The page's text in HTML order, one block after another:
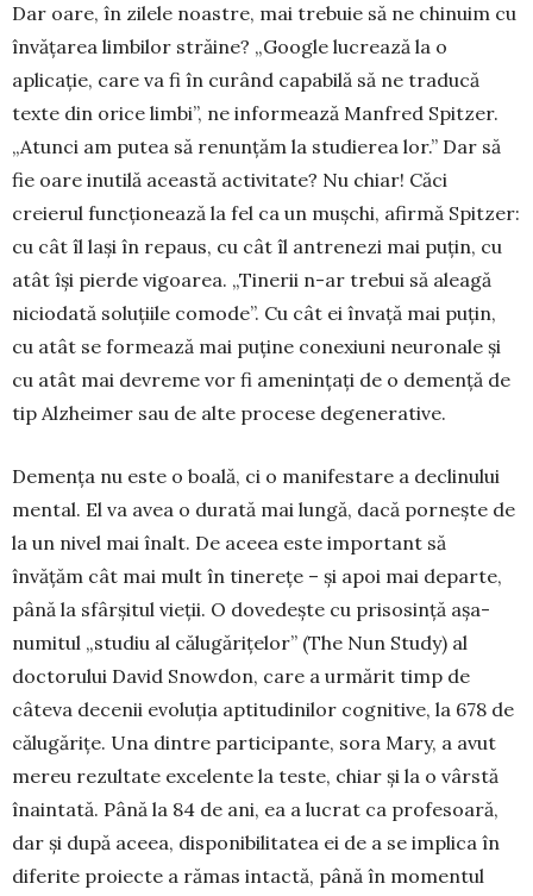
Dar oare, în zilele noastre, mai tre­buie să ne chinuim cu
învățarea lim­bilor străine? „Google lucrează la o
aplicație, care va fi în curând capabilă să ne traducă
texte din orice limbi”, ne informează Manfred Spitzer.
„Atunci am putea să renunțăm la studierea lor.” Dar să
fie oare inutilă această activitate? Nu chiar! Căci
creierul funcționează la fel ca un mușchi, afirmă Spitzer:
cu cât îl lași în repaus, cu cât îl antrenezi mai puțin, cu
atât își pierde vigoarea. „Tinerii n-ar trebui să aleagă
niciodată soluțiile comode”. Cu cât ei învață mai puțin,
cu atât se formează mai puține conexiuni neuro­nale și
cu atât mai de­vreme vor fi amenințați de o demență de
tip Alzheimer sau de alte procese dege­ne­rative.
Demența nu este o boa­lă, ci o manifestare a de­clinului
mental. El va avea o durată mai lungă, dacă pornește de
la un nivel mai înalt. De aceea este im­portant să
învățăm cât mai mult în tinerețe – și apoi mai departe,
până la sfârșitul vieții. O dovedește cu prisosință așa-
numitul „studiu al călugărițelor” (The Nun Study) al
doctorului David Snowdon, care a urmă­rit timp de
câteva decenii evoluția aptitudinilor cognitive, la 678 de
călugărițe. Una dintre partici­pante, sora Mary, a avut
mereu rezultate excelente la teste, chiar și la o vârstă
înaintată. Până la 84 de ani, ea a lucrat ca profesoară,
dar și după aceea, disponibilitatea ei de a se implica în
diferite pro­iecte a rămas intactă, până în momentul